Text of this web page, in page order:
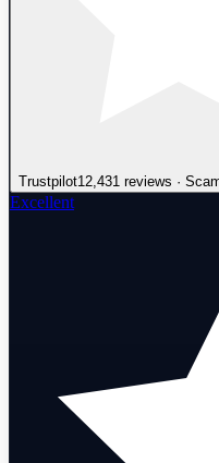
Trustpilot12,431 reviews ·
Excellent